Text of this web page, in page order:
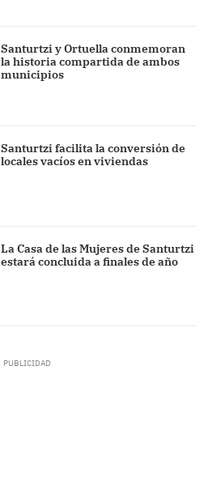
Santurtzi y Ortuella conmemoran
la historia compartida de ambos
municipios
Santurtzi facilita la conversión de
locales vacíos en viviendas
La Casa de las Mujeres de Santurtzi
estará concluida a finales de año